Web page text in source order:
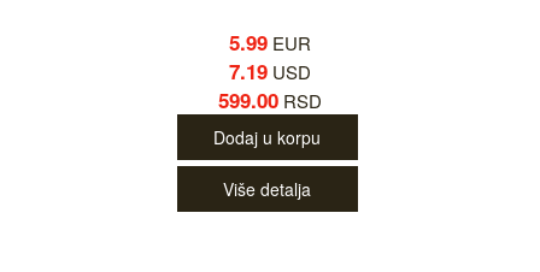
5.99 EUR
7.19 USD
599.00 RSD
Dodaj u korpu
Više detalja